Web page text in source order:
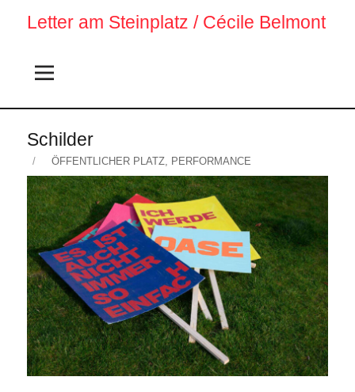
Letter am Steinplatz / Cécile Belmont
Schilder
Veröffentlicht
am
KATEGORIEN
ÖFFENTLICHER PLATZ, PERFORMANCE